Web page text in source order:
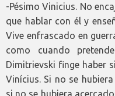
-Pésimo Vinicius. No
que hablar con él y
Vive enfrascado en
como cuando
Dimitrievski finge haber
Vinícius. Si no se
si no se hubiera